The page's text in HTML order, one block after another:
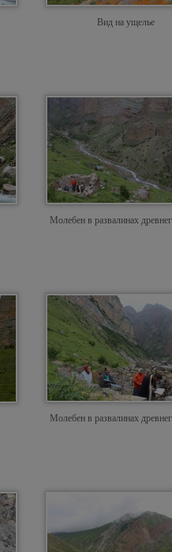
Вид на ущелье
Молебен в развалинах
Молебен в развалинах